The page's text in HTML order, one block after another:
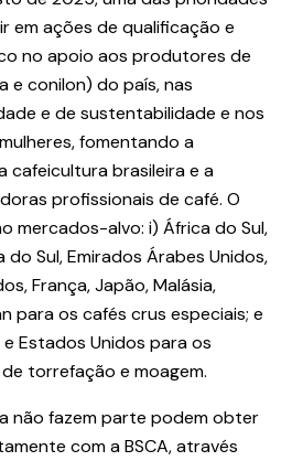
em ações de qualificação e
no apoio aos produtores de
e conilon) do país, nas
e de sustentabilidade e nos
fomentando a
cafeicultura brasileira e a
profissionais de café. O
mercados-alvo: i) África do Sul,
do Sul, Emirados Árabes Unidos,
França, Japão, Malásia,
para os cafés crus especiais; e
e Estados Unidos para os
torrefação e moagem.
não fazem parte podem obter
com a BSCA, através